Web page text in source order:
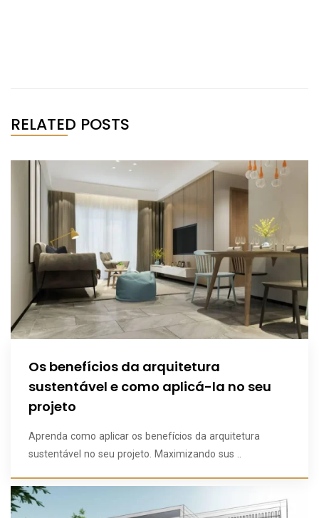
RELATED POSTS
Os benefícios da arquitetura
sustentável e como aplicá-la no seu
projeto
Aprenda como aplicar os benefícios da arquitetura
sustentável no seu projeto. Maximizando sus ..